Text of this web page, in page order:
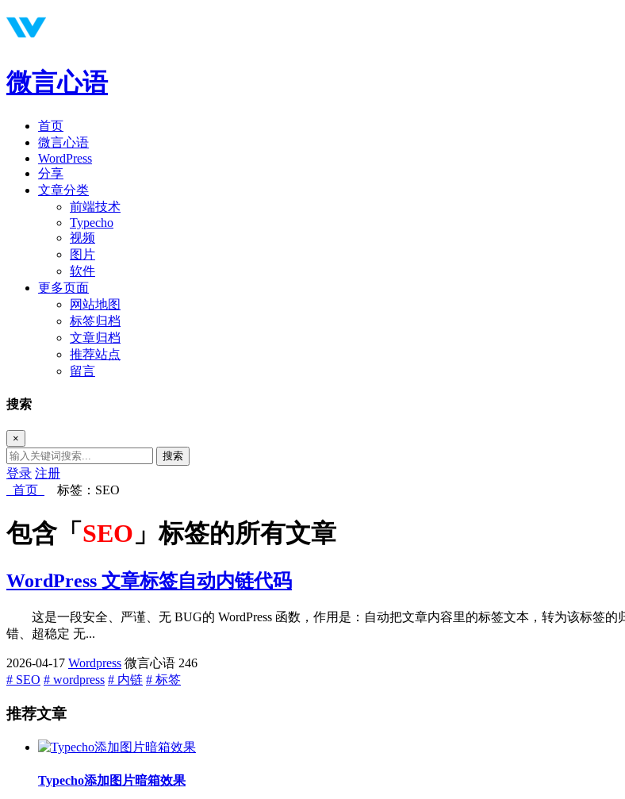
微言心语
首页
微言心语
WordPress
分享
文章分类
前端技术
Typecho
视频
图片
软件
更多页面
网站地图
标签归档
文章归档
推荐站点
留言
搜索
×
搜索
登录 注册
首页
标签：SEO
包含「 SEO 」标签的所有文章
WordPress 文章标签自动内链代码
这是一段安全、严谨、无 BUG的 WordPress 函数，作用是：自动把文章内容里的标签文本，转为该标签
错、超稳定 无...
2026-04-17 Wordpress 微言心语 246
# SEO # wordpress # 内链 # 标签
推荐文章
Typecho添加图片暗箱效果